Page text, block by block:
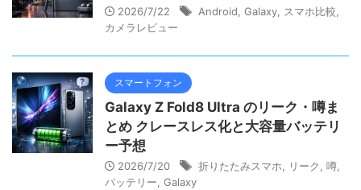
2026/7/22 Android Galaxy スマホ比較
カメラレビュー
スマートフォン
Galaxy Z Fold8 Ultra のリーク・噂ま
とめ クレースレス化と大容量バッテリ
ー予想
2026/7/20 折りたたみスマホ リーク 噂
バッテリー Galaxy